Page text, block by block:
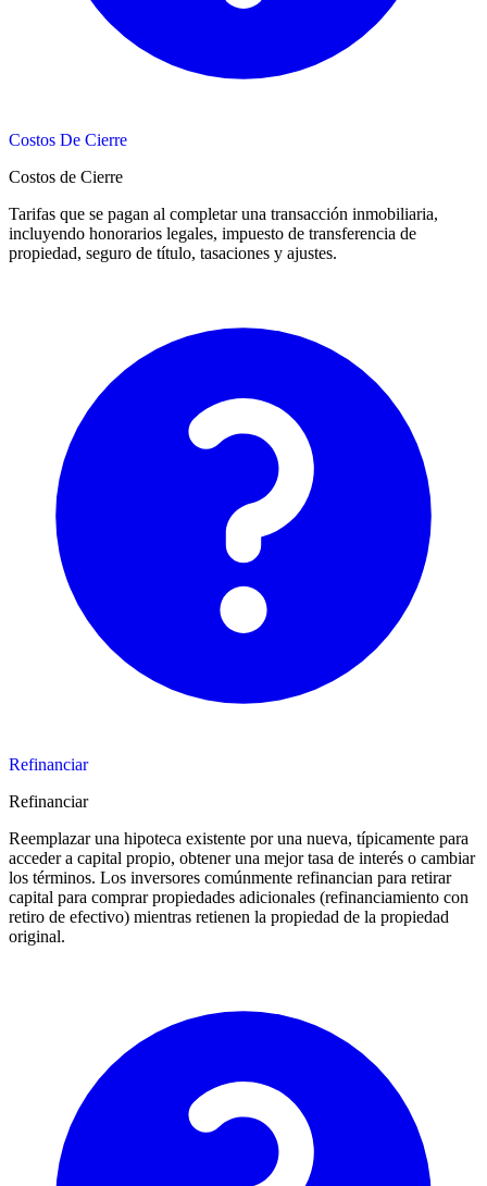
Costos De Cierre
Costos de Cierre
Tarifas que se pagan al completar una transacción inmobiliaria,
incluyendo honorarios legales, impuesto de transferencia de
propiedad, seguro de título, tasaciones y ajustes.
Refinanciar
Refinanciar
Reemplazar una hipoteca existente por una nueva, típicamente para
acceder a capital propio, obtener una mejor tasa de interés o cambiar
los términos. Los inversores comúnmente refinancian para retirar
capital para comprar propiedades adicionales (refinanciamiento con
retiro de efectivo) mientras retienen la propiedad de la propiedad
original.